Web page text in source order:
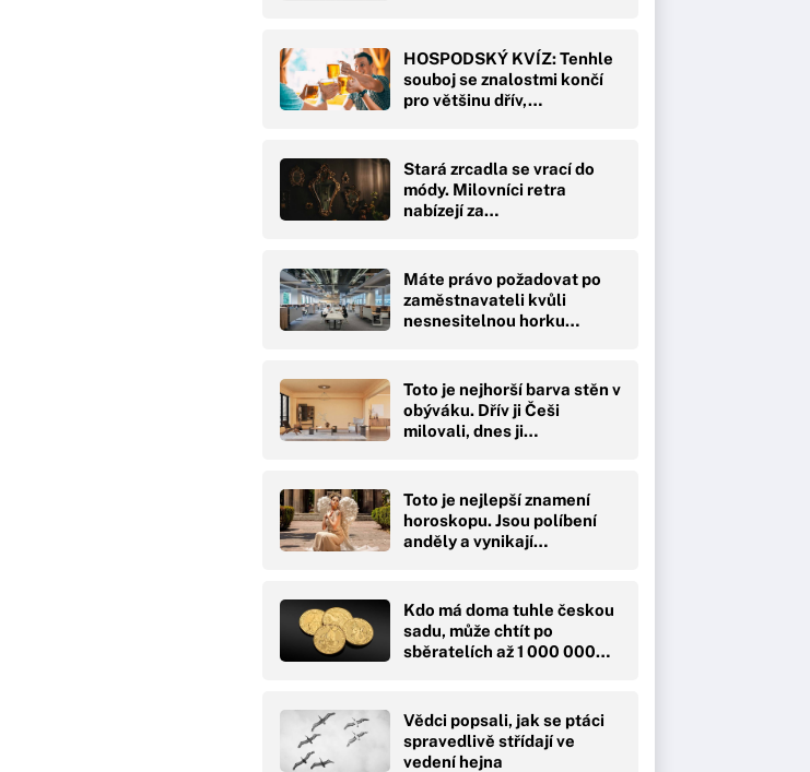
HOSPODSKÝ KVÍZ: Tenhle
souboj se znalostmi končí
pro většinu dřív,…
Stará zrcadla se vrací do
módy. Milovníci retra
nabízejí za…
Máte právo požadovat po
zaměstnavateli kvůli
nesnesitelnou horku…
Toto je nejhorší barva stěn v
obýváku. Dřív ji Češi
milovali, dnes ji…
Toto je nejlepší znamení
horoskopu. Jsou políbení
anděly a vynikají…
Kdo má doma tuhle českou
sadu, může chtít po
sběratelích až 1 000 000…
Vědci popsali, jak se ptáci
spravedlivě střídají ve
vedení hejna